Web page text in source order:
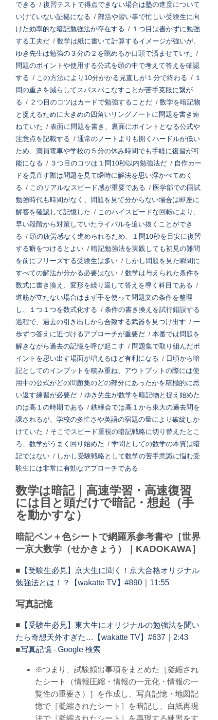
できる / 復習テストで得点できない場合は塾の進度について
いけていない証拠になる / 部活や習い事で忙しい受験生に向
けた効率的な暗記勉強法が存在する / １つ目は書かずに勉強
する工夫だ / 数学は紙に書いて計算するイメージが強いが、
ゆき先生は勉強の３分の２を眺めるか口頭で済ませていた /
問題のポイントや使用する公式を頭の中で考えて答えを確認
する / この方法により10分かかる見直しが１分で終わる / １
問の重さを減らしてスパスパこなすことが苦手克服に繋が
る / ２つ目のコツはカードで勉強することだ / 数学を暗記物
と捉えるために大きめの四角いリングノートに問題を書き連
ねていた / 表面に問題を書き、裏面にポイントとなる公式や
注意点を記載する / 通常のノートよりも開くハードルが低い
ため、満員電車や学校の５分の休み時間でも手軽に復習が可
能になる / ３つ目のコツは１問10秒以内勉強法だ / 自作カー
ドを見直す際は問題を見て瞬時に解法を思い浮かべてめく
る / このリアルなスピード感が重要である / 医学部での国試
勉強時代も時間がなく、問題を見て分からない場合は即座に
解答を確認して記憶した / このハイスピードな回転により、
早い段階から対策していたライバルを追い抜くことができ
る / 頭の疲労感なく進められるため、１問10秒を目安に復習
する癖をつけるとよい / 暗記勉強法を実践しても初見の難問
を前にフリーズする受験生は多い / しかし問題を見た瞬間に
すべての解法が分かる必要はない / 数学は与えられた条件を
数式に書き換え、変形を繰り返して答えを導く科目である /
道筋が立たない場合はまず手を使って問題文の条件を整理
し、１つ１つを数式化する / 条件の書き換えを試行錯誤する
過程で、過去の引き出しから合致する武器を見つけ出す / 一
歩ずつ答えに近づけるアプローチが重要だ / 本番では問題を
解きながら過去の記憶を呼び起こす / 問題集で取り組んだポ
イントを思い出す場面が増えるほど有利になる / 日頃から暗
記としてのインプットを積み重ね、アウトプットの際には使
用中の公式がどの問題集のどの部分にあったかを積極的に思
い返す練習が必要だ / ゆき先生が数学を暗記物と捉え始めた
のは高１の時期である / 鉄緑会では高１から東大の過去問を
課されるが、学校の多忙さや英語の宿題の量により破綻しか
けていた / そこでスピード重視の暗記戦略に切り替えたとこ
ろ、数学がうまく回り始めた / 学問としての数学の本質は暗
記ではない / しかし受験戦略として数学の苦手意識に悩む受
験生には非常に有効なアプローチである
数学は暗記｜高速学習・高速復習
には目と頭だけで暗記・想起（手
を動かすな）
暗記ペン＋色シートで網羅系参考書や［世界
一京大数学（せかきょう）｜KADOKAWA］
■ 【受験生必見】京大生に聞く！京大合格オリジナル
勉強法とは！？【wakatte TV】#890｜11:55
写真記憶
■ 【受験生必見】東大生にオリジナルの勉強法を聞い
たら奇想天外すぎた…【wakatte TV】#637｜2:43
■写真記憶 - Google 検索
※つまり、試験頻出事項をまとめた［凝縮され
たシート（情報圧縮・情報の一元化・情報の一
覧性の重要さ）］を作成し、写真記憶・地図記
憶で［凝縮されたシート］を暗記し、白紙再現